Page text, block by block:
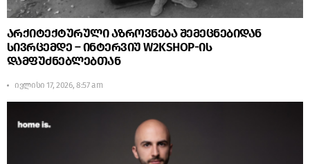
არქიტექტურული აზროვნება შემეცნებიდან
სივრცემდე – ინტერვიუ W2KSHOP-ის
დამფუძნებლებთან
ივლისი 17, 2026, 8:57 am